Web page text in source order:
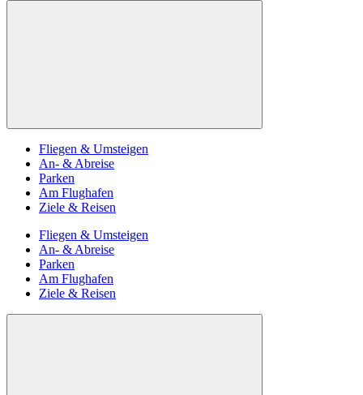
Fliegen & Umsteigen
An- & Abreise
Parken
Am Flughafen
Ziele & Reisen
Fliegen & Umsteigen
An- & Abreise
Parken
Am Flughafen
Ziele & Reisen